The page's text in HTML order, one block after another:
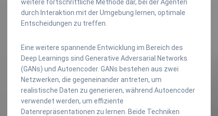
weitere fortschrittliche Methode dar, bei der Agenten
durch Interaktion mit der Umgebung lernen, optimale
Entscheidungen zu treffen.
Eine weitere spannende Entwicklung im Bereich des
Deep Learnings sind Generative Adversarial Networks
(GANs) und Autoencoder. GANs bestehen aus zwei
Netzwerken, die gegeneinander antreten, um
realistische Daten zu generieren, während Autoencoder
verwendet werden, um effiziente
Datenrepräsentationen zu lernen. Beide Techniken